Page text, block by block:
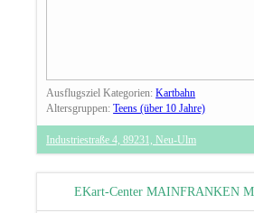
Ausflugsziel Kategorien:Kartbahn
Altersgruppen:Teens (über 10 Jahre)
Industriestraße 4, 89231, Neu-Ulm
EKart-Center MAINFRANKEN